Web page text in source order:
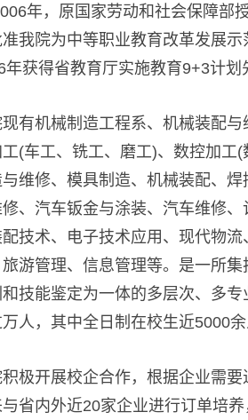
年，原国家劳动和社会保障部
我院为中等职业教育改革发展
年获得省教育厅实施教育9+3计划
现有机械制造工程系、机械装配
工(车工、铣工、磨工)、数控加工
维修、模具制造、机械装配、
、汽车钣金与涂装、汽车维修
配技术、电子技术应用、现代物
游管理、信息管理等。是一所
技能鉴定为一体的多层次、多
人，其中全日制在校生近5000
积极开展校企合作，根据企业需
省内外近20家企业进行订单培